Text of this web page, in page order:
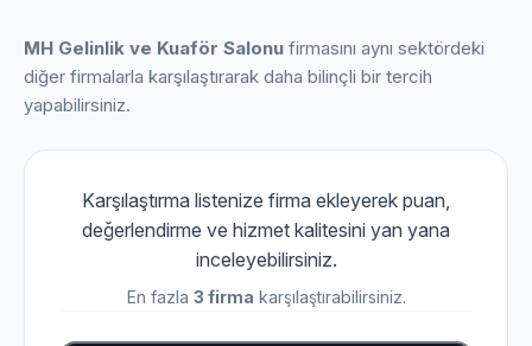
MH Gelinlik ve Kuaför Salonu firmasını aynı sektördeki
diğer firmalarla karşılaştırarak daha bilinçli bir tercih
yapabilirsiniz.
Karşılaştırma listenize firma ekleyerek puan,
değerlendirme ve hizmet kalitesini yan yana
inceleyebilirsiniz.
En fazla 3 firma karşılaştırabilirsiniz.